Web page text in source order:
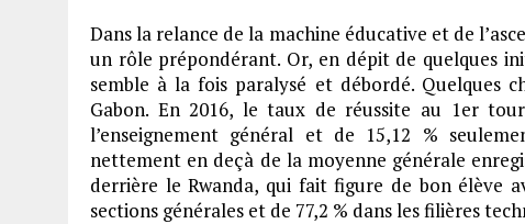
Dans la relance de la machine éducative et de
un rôle prépondérant. Or, en dépit de quelques
semble à la fois paralysé et débordé. Quelques
Gabon. En 2016, le taux de réussite au 1er
l’enseignement général et de 15,12 %
nettement en deçà de la moyenne générale
derrière le Rwanda, qui fait figure de bon élève
sections générales et de 77,2 % dans les filières